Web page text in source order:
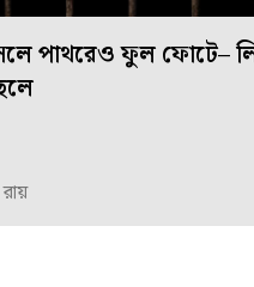
পাথরেও ফুল ফোটে–